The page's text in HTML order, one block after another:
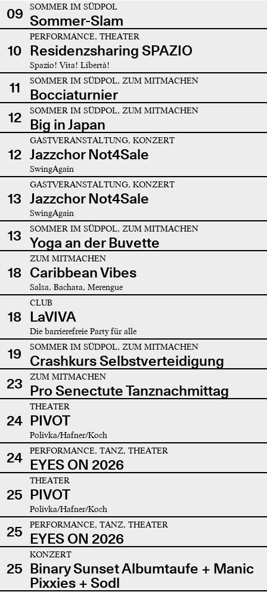
09
SOMMER IM SÜDPOL
Sommer-Slam
10
PERFORMANCE, THEATER
Residenzsharing SPAZIO
Spazio! Vita! Libertà!
11 SOMMER IM SÜDPOL, ZUM MITMACHEN
Bocciaturnier
12
SOMMER IM SÜDPOL, ZUM MITMACHEN
Big in Japan
12
GASTVERANSTALTUNG, KONZERT
Jazzchor Not4Sale
SwingAgain
13
GASTVERANSTALTUNG, KONZERT
Jazzchor Not4Sale
SwingAgain
13 SOMMER IM SÜDPOL, ZUM MITMACHEN
Yoga an der Buvette
18
ZUM MITMACHEN
Caribbean Vibes
Salsa, Bachata, Merengue
18
CLUB
LaVIVA
Die barrierefreie Party für alle
19 SOMMER IM SÜDPOL, ZUM MITMACHEN
Crashkurs Selbstverteidigung
23
ZUM MITMACHEN
Pro Senectute Tanznachmittag
24
THEATER
PIVOT
Polivka/Hafner/Koch
24 PERFORMANCE, TANZ, THEATER
EYES ON 2026
25
THEATER
PIVOT
Polivka/Hafner/Koch
25 PERFORMANCE, TANZ, THEATER
EYES ON 2026
25
KONZERT
Binary Sunset Albumtaufe + Manic
Pixxies + Sodl